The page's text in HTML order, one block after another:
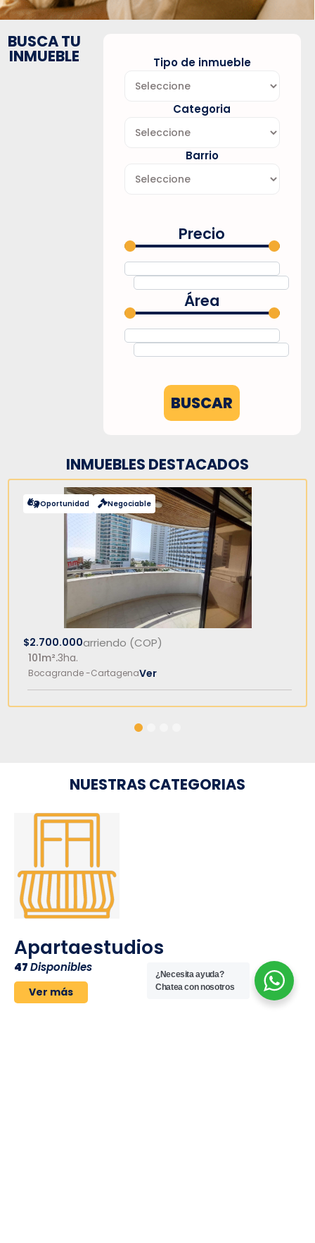
BUSCA TU
INMUEBLE Tipo de inmueble
Categoria
Barrio
Precio
Área
BUSCAR
INMUEBLES DESTACADOS
Oportunidad Negociable
arriendo (COP)
$2.700.000
101m².3ha.
Bocagrande -CartagenaVer
4
NUESTRAS CATEGORIAS
Apartaestudios
47Disponibles
Ver más
¿Necesita ayuda?
Chatea con nosotros